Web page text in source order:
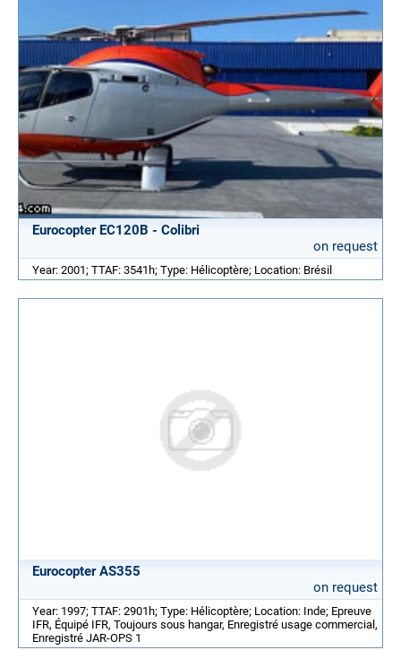
Eurocopter EC120B - Colibri
on request
Year: 2001; TTAF: 3541h; Type: Hélicoptère; Location: Brésil
Eurocopter AS355
on request
Year: 1997; TTAF: 2901h; Type: Hélicoptère; Location: Inde; Epreuve
IFR, Équipé IFR, Toujours sous hangar, Enregistré usage commercial,
Enregistré JAR-OPS 1